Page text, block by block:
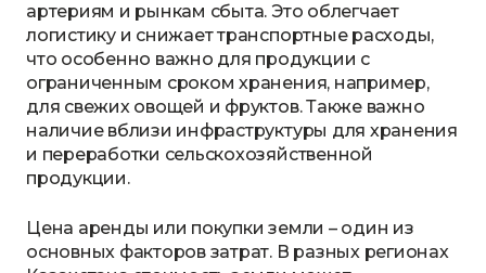
артериям и рынкам сбыта. Это облегчает
логистику и снижает транспортные расходы,
что особенно важно для продукции с
ограниченным сроком хранения, например,
для свежих овощей и фруктов. Также важно
наличие вблизи инфраструктуры для хранения
и переработки сельскохозяйственной
продукции.
Цена аренды или покупки земли – один из
основных факторов затрат. В разных регионах